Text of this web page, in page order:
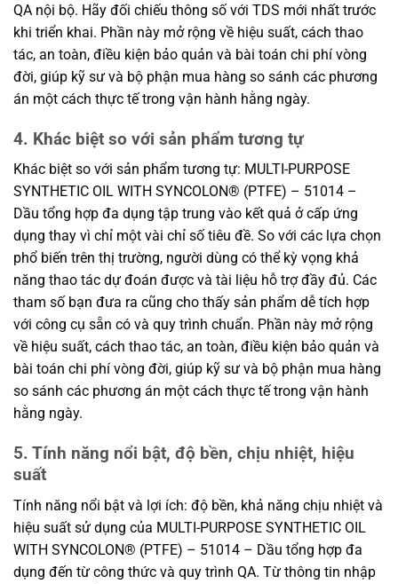
QA nội bộ. Hãy đối chiếu thông số với TDS mới nhất trước
khi triển khai. Phần này mở rộng về hiệu suất, cách thao
tác, an toàn, điều kiện bảo quản và bài toán chi phí vòng
đời, giúp kỹ sư và bộ phận mua hàng so sánh các phương
án một cách thực tế trong vận hành hằng ngày.
4. Khác biệt so với sản phẩm tương tự
Khác biệt so với sản phẩm tương tự: MULTI-PURPOSE
SYNTHETIC OIL WITH SYNCOLON® (PTFE) – 51014 –
Dầu tổng hợp đa dụng tập trung vào kết quả ở cấp ứng
dụng thay vì chỉ một vài chỉ số tiêu đề. So với các lựa chọn
phổ biến trên thị trường, người dùng có thể kỳ vọng khả
năng thao tác dự đoán được và tài liệu hỗ trợ đầy đủ. Các
tham số bạn đưa ra cũng cho thấy sản phẩm dễ tích hợp
với công cụ sẵn có và quy trình chuẩn. Phần này mở rộng
về hiệu suất, cách thao tác, an toàn, điều kiện bảo quản và
bài toán chi phí vòng đời, giúp kỹ sư và bộ phận mua hàng
so sánh các phương án một cách thực tế trong vận hành
hằng ngày.
5. Tính năng nổi bật, độ bền, chịu nhiệt, hiệu
suất
Tính năng nổi bật và lợi ích: độ bền, khả năng chịu nhiệt và
hiệu suất sử dụng của MULTI-PURPOSE SYNTHETIC OIL
WITH SYNCOLON® (PTFE) – 51014 – Dầu tổng hợp đa
dụng đến từ công thức và quy trình QA. Từ thông tin nhập